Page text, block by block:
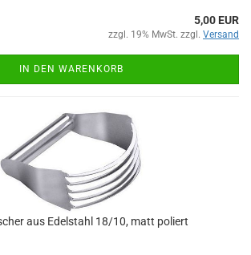
5,00 EUR
zzgl. 19% MwSt. zzgl. Versand
IN DEN WARENKORB
aus Edelstahl 18/10, matt poliert